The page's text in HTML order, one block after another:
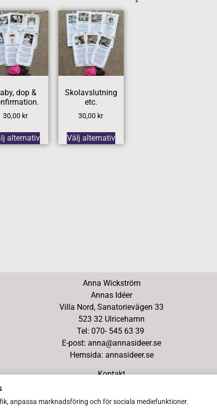
dop &
30,00 kr
alternativ
Skolavslutning
etc.
30,00 kr
Välj alternativ
Anna Wickström
Annas Idéer
Villa Nord, Sanatorievägen 33
523 32 Ulricehamn
Tel: 070- 545 63 39
E-post: anna@annasideer.se
Hemsida: annasideer.se
Kontakt
Copyright Ⓒ 2026 Annas Idéer – All Rights Reserved
anpassa marknadsföring och för sociala mediefunktioner.